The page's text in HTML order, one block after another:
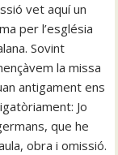
vet aquí un
per l’església
Sovint
la missa
antigament ens
Jo
que he
obra i omissió.